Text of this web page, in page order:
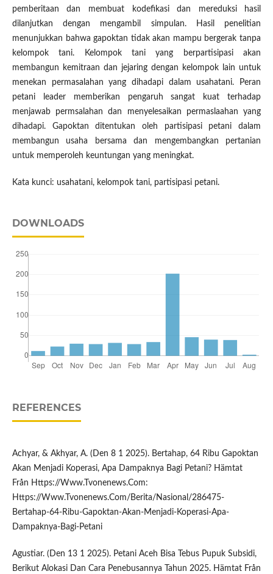
pemberitaan dan membuat kodefikasi dan mereduksi hasil
dilanjutkan dengan mengambil simpulan. Hasil penelitian
menunjukkan bahwa gapoktan tidak akan mampu bergerak tanpa
kelompok tani. Kelompok tani yang berpartisipasi akan
membangun kemitraan dan jejaring dengan kelompok lain untuk
menekan permasalahan yang dihadapi dalam usahatani. Peran
petani leader memberikan pengaruh sangat kuat terhadap
menjawab permsalahan dan menyelesaikan permaslaahan yang
dihadapi. Gapoktan ditentukan oleh partisipasi petani dalam
membangun usaha bersama dan mengembangkan pertanian
untuk memperoleh keuntungan yang meningkat.
Kata kunci: usahatani, kelompok tani, partisipasi petani.
DOWNLOADS
REFERENCES
Achyar, & Akhyar, A. (Den 8 1 2025). Bertahap, 64 Ribu Gapoktan
Akan Menjadi Koperasi, Apa Dampaknya Bagi Petani? Hämtat
Från Https://Www.Tvonenews.Com:
Https://Www.Tvonenews.Com/Berita/Nasional/286475-
Bertahap-64-Ribu-Gapoktan-Akan-Menjadi-Koperasi-Apa-
Dampaknya-Bagi-Petani
Agustiar. (Den 13 1 2025). Petani Aceh Bisa Tebus Pupuk Subsidi,
Berikut Alokasi Dan Cara Penebusannya Tahun 2025. Hämtat Från